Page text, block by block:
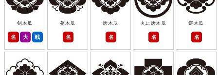
剣木瓜
名 大 戦
蔓木瓜
名
唐木瓜
名
丸に唐木瓜
名
鐶木瓜
名